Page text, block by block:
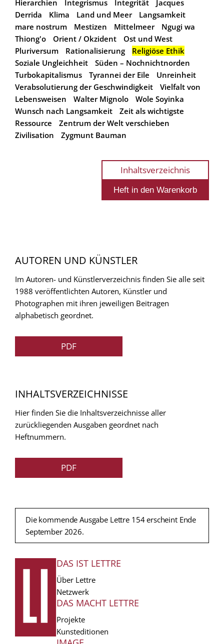
Hierarchien
Integrismus Integrität
Jacques
Derrida
Klima Land und Meer
Langsamkeit
mare nostrum
Mestizen Mittelmeer
Ngugi wa
Thiong'o
Orient / Okzident
Ost und West
Pluriversum
Rationalisierung
Religiöse Ethik
Soziale Ungleichheit
Süden – Nochnichtnorden
Turbokapitalismus
Tyrannei der Eile
Unreinheit
Verabsolutierung der Geschwindigkeit
Vielfalt von
Lebensweisen
Walter Mignolo
Wole Soyinka
Wunsch nach Langsamkeit
Zeit als wichtigste
Ressource
Zentrum der Welt verschieben
Zivilisation
Zygmunt Bauman
Inhaltsverzeichnis
AUTOREN UND KÜNSTLER
Im Autoren- und Künstlerverzeichnis finden Sie alle seit
1988 veröffentlichten Autoren, Künstler und
Photographen mit ihren jeweiligen Beitragen
alphabetisch geordnet.
PDF
INHALTSVERZEICHNISSE
Hier finden Sie die Inhaltsverzeichnisse aller
zurückliegenden Ausgaben geordnet nach
Heftnummern.
PDF
Die kommende Ausgabe Lettre 154 erscheint Ende
September 2026.
FUSSZEILE
DAS IST LETTRE
Über Lettre
Netzwerk
DAS MACHT LETTRE
Projekte
Kunsteditionen